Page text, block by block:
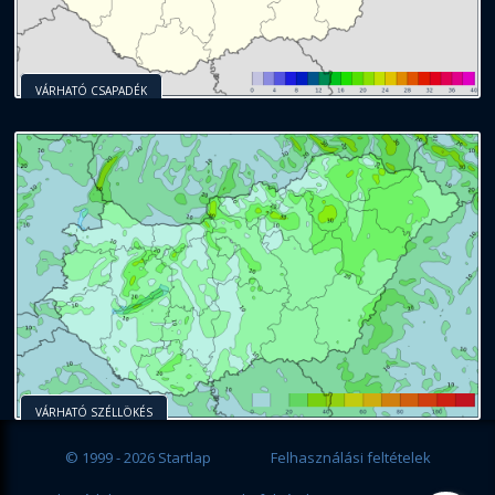
VÁRHATÓ CSAPADÉK
VÁRHATÓ SZÉLLÖKÉS
© 1999 - 2026 Startlap Felhasználási feltételek